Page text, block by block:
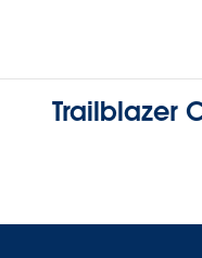
Trailblazer